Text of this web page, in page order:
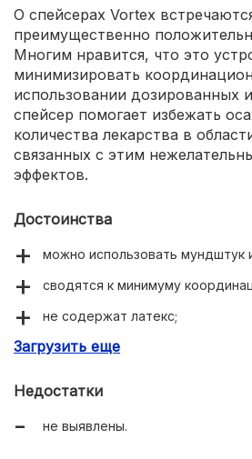
О спейсерах Vortex
преимущественно
Многим нравится, что это
минимизировать
использовании дозированных
спейсер помогает избежать
количества лекарства в
связанных с этим
эффектов.
Достоинства
можно использовать мундштук
сводятся к минимуму
не содержат латекс;
может использоваться со
Загрузить еще
Недостатки
не выявлены.